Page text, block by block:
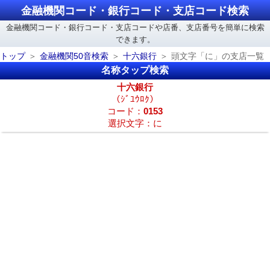
金融機関コード・銀行コード・支店コード検索
金融機関コード・銀行コード・支店コードや店番、支店番号を簡単に検索
できます。
トップ
金融機関50音検索 十六銀行 頭文字「に」の支店一覧
名称タップ検索
十六銀行
（ｼﾞﾕｳﾛｸ）
コード： 0153
選択文字：に